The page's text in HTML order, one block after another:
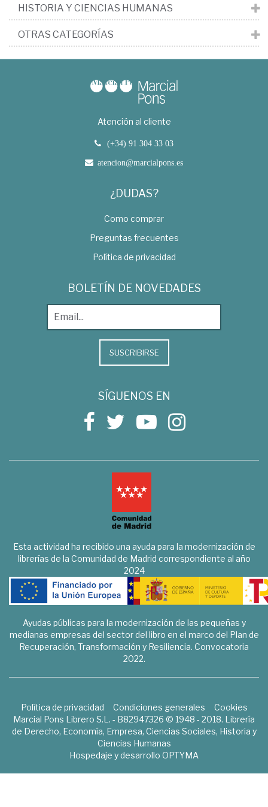
HISTORIA Y CIENCIAS HUMANAS
OTRAS CATEGORÍAS
Atención al cliente
(+34) 91 304 33 03
atencion@marcialpons.es
¿DUDAS?
Como comprar
Preguntas frecuentes
Política de privacidad
BOLETÍN DE NOVEDADES
SUSCRIBIRSE
SÍGUENOS EN
Esta actividad ha recibido una ayuda para la modernización de
librerías de la Comunidad de Madrid correspondiente al año
2024
Ayudas públicas para la modernización de las pequeñas y
medianas empresas del sector del libro en el marco del Plan de
Recuperación, Transformación y Resiliencia. Convocatoria
2022.
Política de privacidad Condiciones generales
Cookies
Marcial Pons Librero S.L. - B82947326 © 1948 - 2018. Librería
de Derecho, Economía, Empresa, Ciencias Sociales, Historia y
Ciencias Humanas
Hospedaje y desarrollo OPTYMA